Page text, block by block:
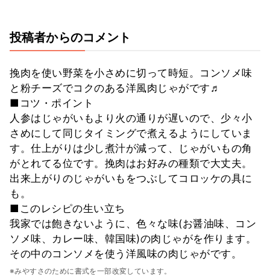
投稿者からのコメント
挽肉を使い野菜を小さめに切って時短。コンソメ味
と粉チーズでコクのある洋風肉じゃがです♬
■コツ・ポイント
人参はじゃがいもより火の通りが遅いので、少々小
さめにして同じタイミングで煮えるようにしていま
す。仕上がりは少し煮汁が減って、じゃがいもの角
がとれてる位です。挽肉はお好みの種類で大丈夫。
出来上がりのじゃがいもをつぶしてコロッケの具に
も。
■このレシピの生い立ち
我家では飽きないように、色々な味(お醤油味、コン
ソメ味、カレー味、韓国味)の肉じゃがを作ります。
その中のコンソメを使う洋風味の肉じゃがです。
※みやすさのために書式を一部改変しています。